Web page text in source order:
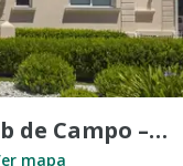
Casa en Venta en Abril Club de Campo – Frente al golf.
mapa